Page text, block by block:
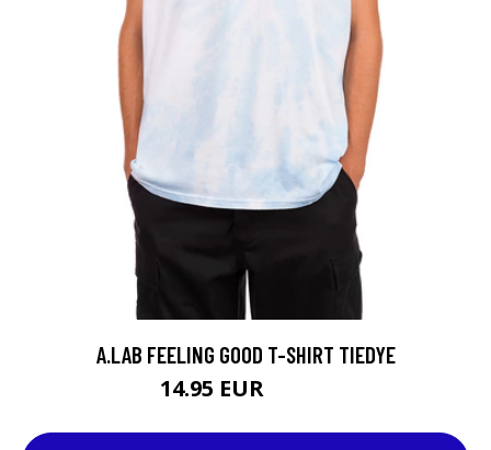
A.LAB FEELING GOOD T-SHIRT TIEDYE
14.95 EUR